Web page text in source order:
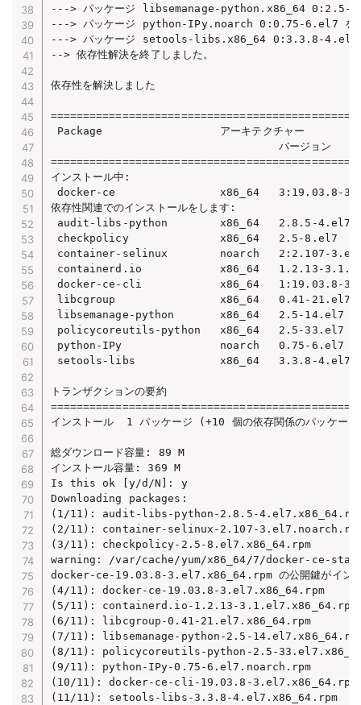
---> パッケージ libsemanage-python.x86_64 0:2.5-
---> パッケージ python-IPy.noarch 0:0.75-6.el7 を
---> パッケージ setools-libs.x86_64 0:3.3.8-4.el7
--> 依存性解決を終了しました。
依存性を解決しました
Package                  アーキテクチャー
バージョン
インストール中:
docker-ce                x86_64   3:19.03.8-
依存性関連でのインストールをします:
audit-libs-python        x86_64   2.8.5-
checkpolicy              x86_64   2.5-
container-selinux        noarch   2:2.107-
containerd.io            x86_64   1.2.13-
docker-ce-cli            x86_64   1:19.03.8-
libcgroup                x86_64   0.41-
libsemanage-python       x86_64   2.5-
policycoreutils-python   x86_64   2.5-
python-IPy               noarch   0.75-
setools-libs             x86_64   3.3.8-
トランザクションの要約
インストール  1 パッケージ (+10 個の依存関係のパッケー
総ダウンロード容量: 89 M
インストール容量: 369 M
Is this ok [y/d/N]: y
Downloading packages:
(1/11): audit-libs-python-2.8.5-
(2/11): container-selinux-2.107-
(3/11): checkpolicy-2.5-8.el7.x86_64.rpm
warning: /var/cache/yum/x86_64/7/docker-ce-
docker-ce-19.03.8-3.el7.x86_64.rpm の公開鍵がインス
(4/11): docker-ce-19.03.8-
(5/11): containerd.io-1.2.13-
(6/11): libcgroup-0.41-21.el7.x86_64.rpm
(7/11): libsemanage-python-2.5-
(8/11): policycoreutils-python-2.5-
(9/11): python-IPy-0.75-6.el7.noarch.rpm
(10/11): docker-ce-cli-19.03.8-
(11/11): setools-libs-3.3.8-